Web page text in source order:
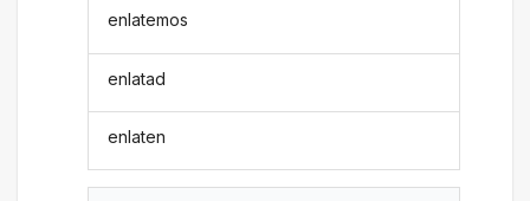
enlatemos
enlatad
enlaten